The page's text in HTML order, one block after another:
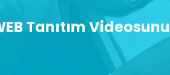
Tanıtım Videosunu